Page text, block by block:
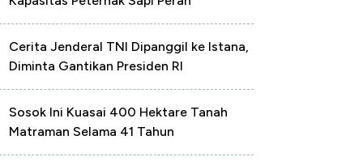
Cerita Jenderal TNI Dipanggil ke Istana,
Diminta Gantikan Presiden RI
Sosok Ini Kuasai 400 Hektare Tanah
Matraman Selama 41 Tahun